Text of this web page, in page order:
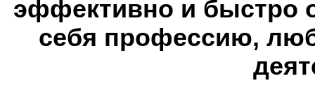
эффективно и быстро
себя профессию,